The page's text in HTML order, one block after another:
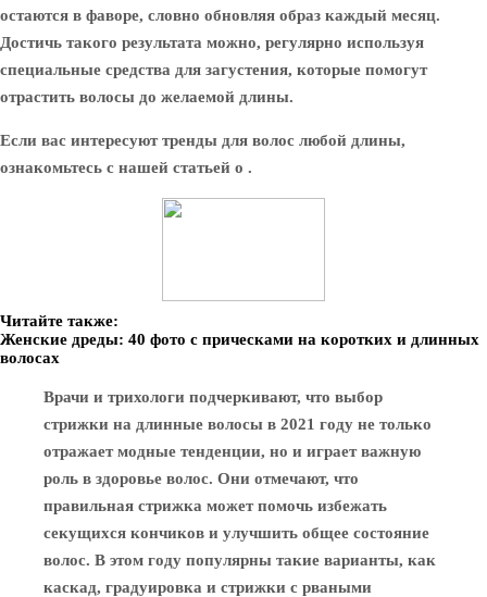
остаются в фаворе, словно обновляя образ каждый месяц.
Достичь такого результата можно, регулярно используя
специальные средства для загустения, которые помогут
отрастить волосы до желаемой длины.
Если вас интересуют тренды для волос любой длины,
ознакомьтесь с нашей статьей о .
Читайте также:
Женские дреды: 40 фото с прическами на коротких и длинных
волосах
Врачи и трихологи подчеркивают, что выбор
стрижки на длинные волосы в 2021 году не только
отражает модные тенденции, но и играет важную
роль в здоровье волос. Они отмечают, что
правильная стрижка может помочь избежать
секущихся кончиков и улучшить общее состояние
волос. В этом году популярны такие варианты, как
каскад, градуировка и стрижки с рваными